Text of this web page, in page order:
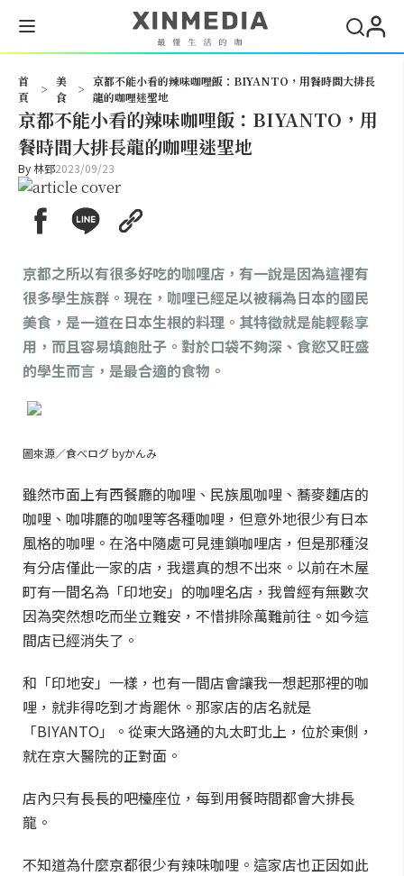
首
頁
>
美
食
>
京都不能小看的辣味咖哩飯：BIYANTO，用餐時間大排長
龍的咖哩迷聖地
京都不能小看的辣味咖哩飯：BIYANTO，用
餐時間大排長龍的咖哩迷聖地
By林郅2023/09/23
京都之所以有很多好吃的咖哩店，有一說是因為這裡有
很多學生族群。現在，咖哩已經足以被稱為日本的國民
美食，是一道在日本生根的料理。其特徵就是能輕鬆享
用，而且容易填飽肚子。對於口袋不夠深、食慾又旺盛
的學生而言，是最合適的食物。
圖來源／食べログ byかんみ
雖然市面上有西餐廳的咖哩、民族風咖哩、蕎麥麵店的
咖哩、咖啡廳的咖哩等各種咖哩，但意外地很少有日本
風格的咖哩。在洛中隨處可見連鎖咖哩店，但是那種沒
有分店僅此一家的店，我還真的想不出來。以前在木屋
町有一間名為「印地安」的咖哩名店，我曾經有無數次
因為突然想吃而坐立難安，不惜排除萬難前往。如今這
間店已經消失了。
和「印地安」一樣，也有一間店會讓我一想起那裡的咖
哩，就非得吃到才肯罷休。那家店的店名就是
「BIYANTO」。從東大路通的丸太町北上，位於東側，
就在京大醫院的正對面。
店內只有長長的吧檯座位，每到用餐時間都會大排長
龍。
不知道為什麼京都很少有辣味咖哩。這家店也正因如此